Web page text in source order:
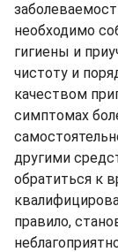
необходимо
гигиены и
чистоту и
качеством
симптомах
другими
обратиться к
правило,